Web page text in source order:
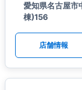
愛知県名古屋市
棟)156
店舗情報